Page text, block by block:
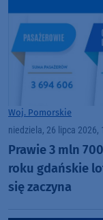
Woj. Pomorskie
niedziela, 26 lipca 2026,
Prawie 3 mln
roku gdańskie
się zaczyna